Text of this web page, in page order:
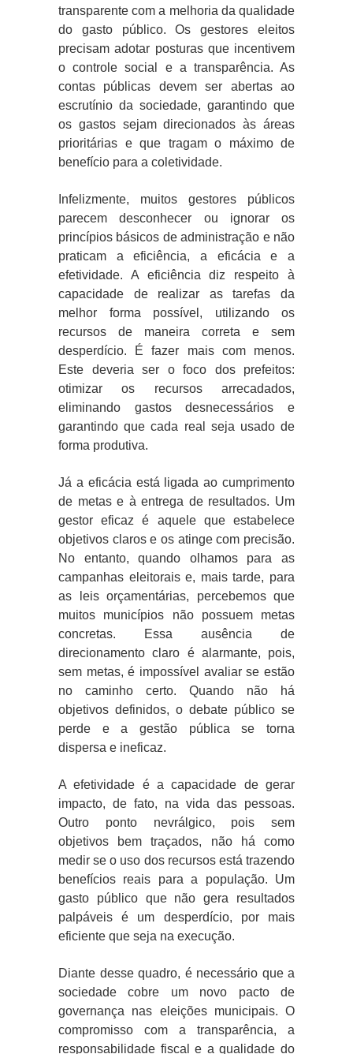
transparente com a melhoria da qualidade
do gasto público. Os gestores eleitos
precisam adotar posturas que incentivem
o controle social e a transparência. As
contas públicas devem ser abertas ao
escrutínio da sociedade, garantindo que
os gastos sejam direcionados às áreas
prioritárias e que tragam o máximo de
benefício para a coletividade.
Infelizmente, muitos gestores públicos
parecem desconhecer ou ignorar os
princípios básicos de administração e não
praticam a eficiência, a eficácia e a
efetividade. A eficiência diz respeito à
capacidade de realizar as tarefas da
melhor forma possível, utilizando os
recursos de maneira correta e sem
desperdício. É fazer mais com menos.
Este deveria ser o foco dos prefeitos:
otimizar os recursos arrecadados,
eliminando gastos desnecessários e
garantindo que cada real seja usado de
forma produtiva.
Já a eficácia está ligada ao cumprimento
de metas e à entrega de resultados. Um
gestor eficaz é aquele que estabelece
objetivos claros e os atinge com precisão.
No entanto, quando olhamos para as
campanhas eleitorais e, mais tarde, para
as leis orçamentárias, percebemos que
muitos municípios não possuem metas
concretas. Essa ausência de
direcionamento claro é alarmante, pois,
sem metas, é impossível avaliar se estão
no caminho certo. Quando não há
objetivos definidos, o debate público se
perde e a gestão pública se torna
dispersa e ineficaz.
A efetividade é a capacidade de gerar
impacto, de fato, na vida das pessoas.
Outro ponto nevrálgico, pois sem
objetivos bem traçados, não há como
medir se o uso dos recursos está trazendo
benefícios reais para a população. Um
gasto público que não gera resultados
palpáveis é um desperdício, por mais
eficiente que seja na execução.
Diante desse quadro, é necessário que a
sociedade cobre um novo pacto de
governança nas eleições municipais. O
compromisso com a transparência, a
responsabilidade fiscal e a qualidade do